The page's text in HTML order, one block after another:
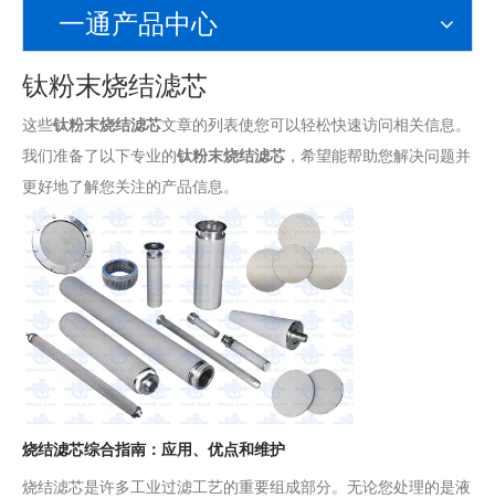
一通产品中心
钛粉末烧结滤芯
这些钛粉末烧结滤芯文章的列表使您可以轻松快速访问相关信息。
我们准备了以下专业的钛粉末烧结滤芯 ，希望能帮助您解决问题并
更好地了解您关注的产品信息。
烧结滤芯综合指南：应用、优点和维护
烧结滤芯是许多工业过滤工艺的重要组成部分。无论您处理的是液